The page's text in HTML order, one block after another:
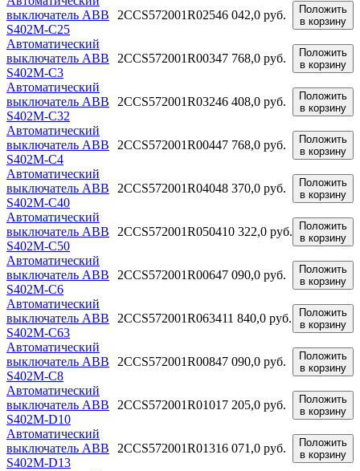
выключатель ABB
S402M-C25
2CCS572001R02546 042,0 руб.
Положить
в корзину
Автоматический
выключатель ABB
S402M-C3
2CCS572001R00347 768,0 руб.
Положить
в корзину
Автоматический
выключатель ABB
S402M-C32
2CCS572001R03246 408,0 руб.
Положить
в корзину
Автоматический
выключатель ABB
S402M-C4
2CCS572001R00447 768,0 руб.
Положить
в корзину
Автоматический
выключатель ABB
S402M-C40
2CCS572001R04048 370,0 руб.
Положить
в корзину
Автоматический
выключатель ABB
S402M-C50
2CCS572001R050410 322,0 руб.
Положить
в корзину
Автоматический
выключатель ABB
S402M-C6
2CCS572001R00647 090,0 руб.
Положить
в корзину
Автоматический
выключатель ABB
S402M-C63
2CCS572001R063411 840,0 руб.
Положить
в корзину
Автоматический
выключатель ABB
S402M-C8
2CCS572001R00847 090,0 руб.
Положить
в корзину
Автоматический
выключатель ABB
S402M-D10
2CCS572001R0101 7 205,0 руб.
Положить
в корзину
Автоматический
выключатель ABB
S402M-D13
2CCS572001R01316 071,0 руб.
Положить
в корзину